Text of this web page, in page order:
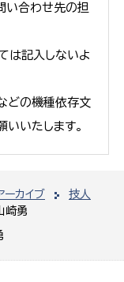
ーカイブ
技人
崎勇
い合わせ先の担
は記入しないよ
どの機種依存文
いたします。